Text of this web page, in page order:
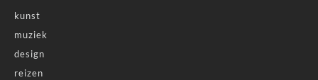
kunst
muziek
design
reizen